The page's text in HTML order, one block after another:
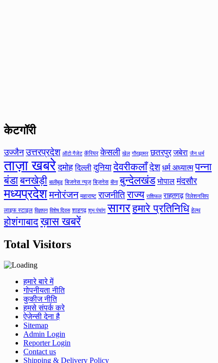
केटगॉरी
उज्जैन उत्तरप्रदेश ऑटो गैजेट कॅरियर केसली खेल गौरझामर छतरपुर जबेरा जैन धर्म
ताज़ा खबरे दमोह दिल्ली दुनिया देवरीकलाँदेश धर्म अध्यात्म पन्ना
बंडाबनखेड़ी बालीबुड बिजनेस न्यूज़ बिज़नेस बीना बुन्देलखंड भोपाल मंदसौर
मध्यप्रदेशमनोरंजन महाराष्ट राजनीतिराज्य राशिफल राहतगढ़ रिलेशनसिप
लाइफ स्टाइल विज्ञापन विशेष दिवस शाहगढ़ शुभ पंचांग सागरहमारे प्रतिनिधि हेल्थ
होशंगाबादख़ास खबरें
Total Visitors
हमारे बारे में
गोपनीयता नीति
कुकीज नीति
हमसे संपर्क करे
ऐजेन्सी देना है
Sitemap
Admin Login
Reporter Login
Contact us
Shipping & Delivery Policy